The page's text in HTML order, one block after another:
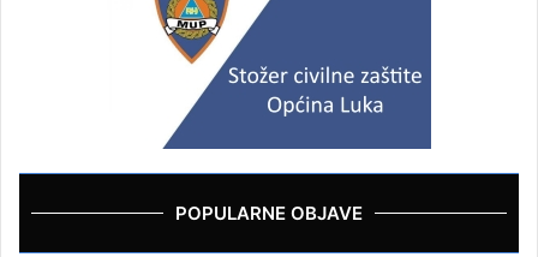
POPULARNE OBJAVE